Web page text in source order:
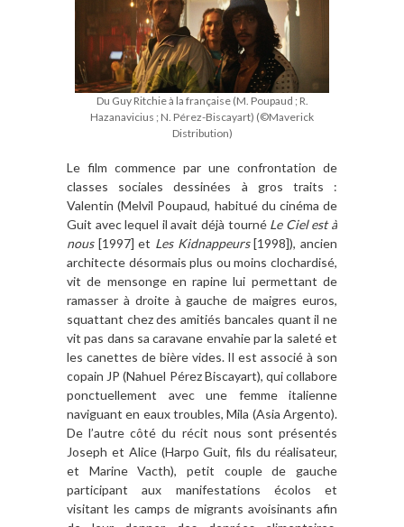
Du Guy Ritchie à la française (M. Poupaud ; R.
Hazanavicius ; N. Pérez-Biscayart) (©Maverick
Distribution)
Le film commence par une confrontation de
classes sociales dessinées à gros traits :
Valentin (Melvil Poupaud, habitué du cinéma de
Guit avec lequel il avait déjà tourné Le Ciel est à
nous[1997] et Les Kidnappeurs[1998]), ancien
architecte désormais plus ou moins clochardisé,
vit de mensonge en rapine lui permettant de
ramasser à droite à gauche de maigres euros,
squattant chez des amitiés bancales quant il ne
vit pas dans sa caravane envahie par la saleté et
les canettes de bière vides. Il est associé à son
copain JP (Nahuel Pérez Biscayart), qui collabore
ponctuellement avec une femme italienne
naviguant en eaux troubles, Mila (Asia Argento).
De l’autre côté du récit nous sont présentés
Joseph et Alice (Harpo Guit, fils du réalisateur,
et Marine Vacth), petit couple de gauche
participant aux manifestations écolos et
visitant les camps de migrants avoisinants afin